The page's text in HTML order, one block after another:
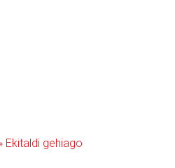
Ekitaldi gehiago